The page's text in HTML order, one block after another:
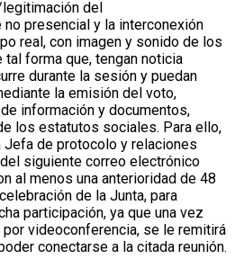
del
presencial y la interconexión
real, con imagen y sonido de los
forma que, tengan noticia
durante la sesión y puedan
la emisión del voto,
información y documentos,
los estatutos sociales. Para ello,
Jefa de protocolo y relaciones
siguiente correo electrónico
al menos una anterioridad de 48
de la Junta, para
participación, ya que una vez
videoconferencia, se le remitirá
conectarse a la citada reunión.